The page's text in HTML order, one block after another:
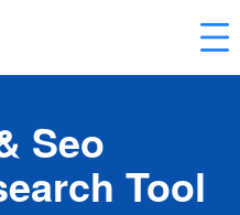
Seo
Tool